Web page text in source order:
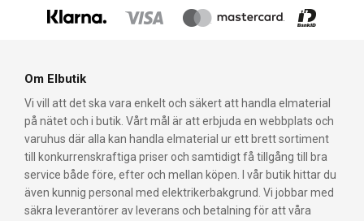
Om Elbutik
Vi vill att det ska vara enkelt och säkert att handla elmaterial
på nätet och i butik. Vårt mål är att erbjuda en webbplats och
varuhus där alla kan handla elmaterial ur ett brett sortiment
till konkurrenskraftiga priser och samtidigt få tillgång till bra
service både före, efter och mellan köpen. I vår butik hittar du
även kunnig personal med elektrikerbakgrund. Vi jobbar med
säkra leverantörer av leverans och betalning för att våra